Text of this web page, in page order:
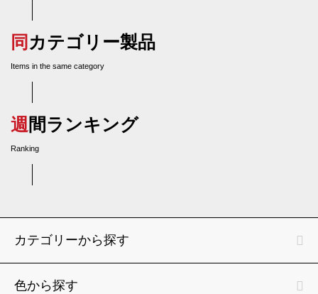
同カテゴリー製品
Items in the same category
週間ランキング
Ranking
カテゴリーから探す
色から探す